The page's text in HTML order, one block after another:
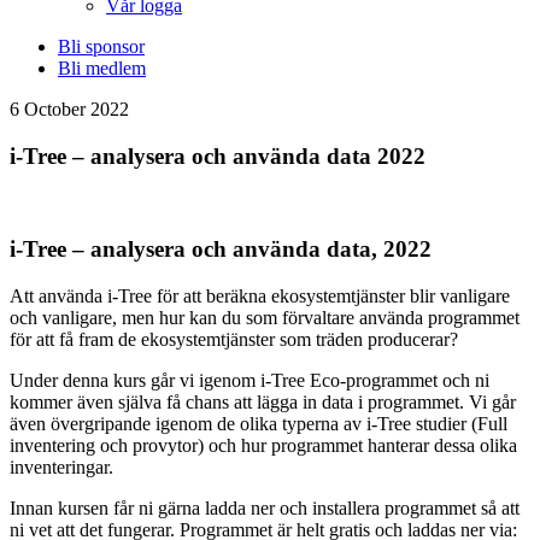
Vår logga
Bli sponsor
Bli medlem
6 October 2022
i-Tree – analysera och använda data 2022
i-Tree – analysera och använda data, 2022
Att använda i-Tree för att beräkna ekosystemtjänster blir vanligare
och vanligare, men hur kan du som förvaltare använda programmet
för att få fram de ekosystemtjänster som träden producerar?
Under denna kurs går vi igenom i-Tree Eco-programmet och ni
kommer även själva få chans att lägga in data i programmet. Vi går
även övergripande igenom de olika typerna av i-Tree studier (Full
inventering och provytor) och hur programmet hanterar dessa olika
inventeringar.
Innan kursen får ni gärna ladda ner och installera programmet så att
ni vet att det fungerar. Programmet är helt gratis och laddas ner via: